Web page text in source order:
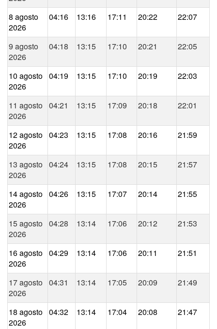
8 agosto
2026
04:16 13:16 17:11 20:22 22:07
9 agosto
2026
04:18 13:15 17:10 20:21 22:05
10 agosto
2026
04:19 13:15 17:10 20:19 22:03
11 agosto
2026
04:21 13:15 17:09 20:18 22:01
12 agosto
2026
04:23 13:15 17:08 20:16 21:59
13 agosto
2026
04:24 13:15 17:08 20:15 21:57
14 agosto
2026
04:26 13:15 17:07 20:14 21:55
15 agosto
2026
04:28 13:14 17:06 20:12 21:53
16 agosto
2026
04:29 13:14 17:06 20:11 21:51
17 agosto
2026
04:31 13:14 17:05 20:09 21:49
18 agosto
2026
04:32 13:14 17:04 20:08 21:47